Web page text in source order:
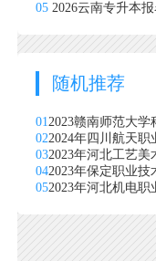
05 2026云南专升本
随机推荐
012023赣南师范大
022024年四川航天
032023年河北工艺
042023年保定职业技
052023年河北机电职